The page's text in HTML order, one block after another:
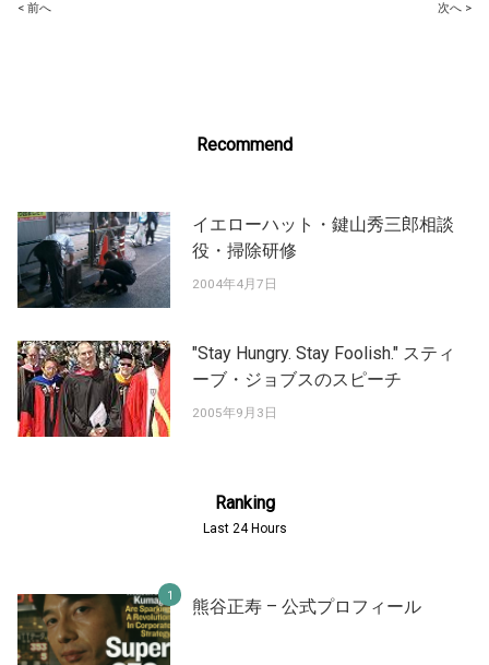
Post
< 前へ 次へ >
Recommend
イエローハット・鍵山秀三郎相談
役・掃除研修
2004年4月7日
"Stay Hungry. Stay Foolish." スティ
ーブ・ジョブスのスピーチ
2005年9月3日
Ranking
Last 24 Hours
熊谷正寿 – 公式プロフィール